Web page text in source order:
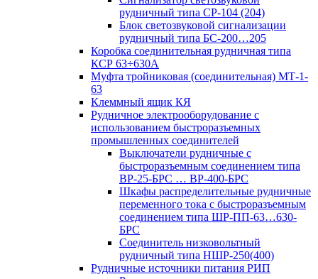
рудничный типа СР-104 (204)
Блок светозвуковой сигнализации
рудничный типа БС-200…205
Коробка соединительная рудничная типа
КСР 63÷630А
Муфта тройниковая (соединительная) МТ-1-
63
Клеммный ящик КЯ
Рудничное электрооборудование с
использованием быстроразъемных
промышленных соединителей
Выключатели рудничные с
быстроразъемным соединением типа
ВР-25-БРС … ВР-400-БРС
Шкафы распределительные рудничные
переменного тока с быстроразъемным
соединением типа ШР-ПП-63…630-
БРС
Соединитель низковольтный
рудничный типа НШР-250(400)
Рудничные источники питания РИП